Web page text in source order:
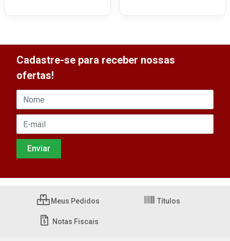
Cadastre-se para receber nossas
ofertas!
Meus Pedidos Títulos
Notas Fiscais